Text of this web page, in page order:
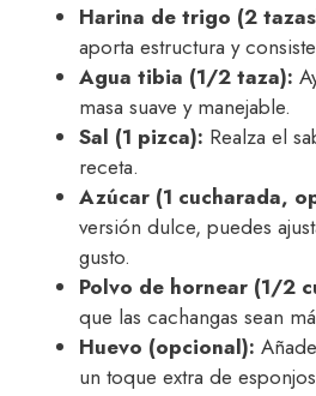
Harina de trigo (2
aporta estructura y
Agua tibia (1/2 taza):
masa suave y manejable.
Sal (1 pizca): Realza el
receta.
Azúcar (1 cucharada,
versión dulce, puedes
gusto.
Polvo de hornear (1/2
que las cachangas sean
Huevo (opcional):
un toque extra de